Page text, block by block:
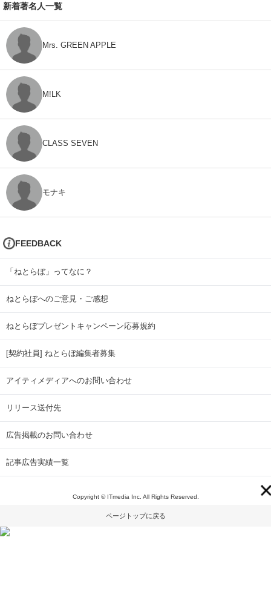
新着著名人一覧
Mrs. GREEN APPLE
M!LK
CLASS SEVEN
モナキ
FEEDBACK
「ねとらぼ」ってなに？
ねとらぼへのご意見・ご感想
ねとらぼプレゼントキャンペーン応募規約
[契約社員] ねとらぼ編集者募集
アイティメディアへのお問い合わせ
リリース送付先
広告掲載のお問い合わせ
記事広告実績一覧
Copyright © ITmedia Inc. All Rights Reserved.
ページトップに戻る